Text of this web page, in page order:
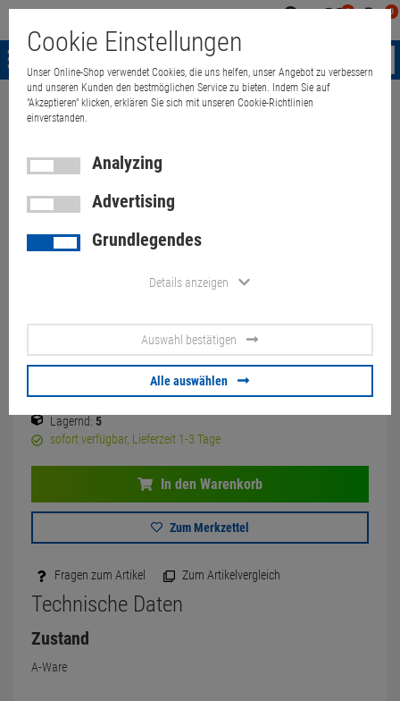
0 0
Menü
Weiter einkaufen
Isra Vision PCspark V1.1
Artikel-Nummer:10072251
Lagernd: 5
sofort verfügbar, Lieferzeit 1-3 Tage
In den Warenkorb
Zum Merkzettel
Fragen zum Artikel Zum Artikelvergleich
Technische Daten
Zustand
A-Ware
Cookie Einstellungen
Unser Online-Shop verwendet Cookies, die uns helfen, unser Angebot zu verbessern
und unseren Kunden den bestmöglichen Service zu bieten. Indem Sie auf
"Akzeptieren" klicken, erklären Sie sich mit unseren Cookie-Richtlinien
einverstanden.
Analyzing
Advertising
Grundlegendes
Details anzeigen
Auswahl bestätigen
Alle auswählen